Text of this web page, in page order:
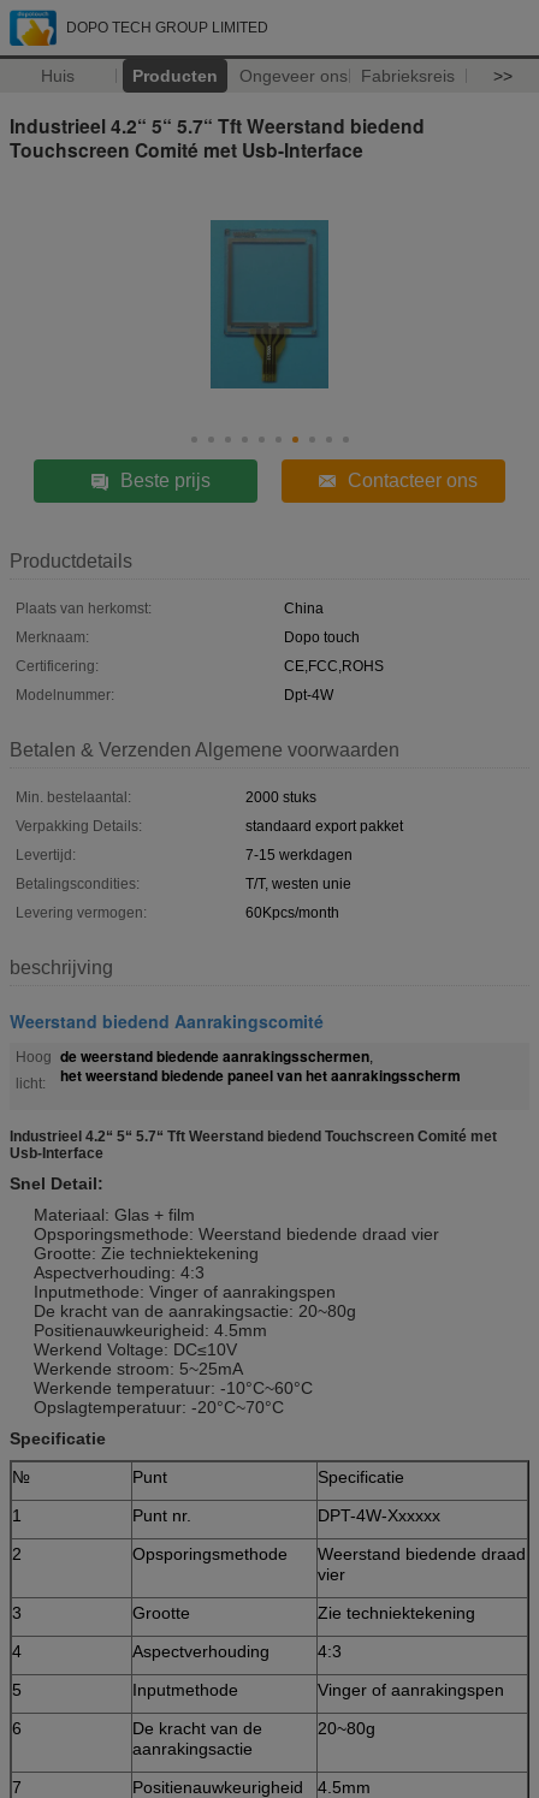
DOPO TECH GROUP LIMITED
Huis Producten Ongeveer ons Fabrieksreis >>
Industrieel 4.2“ 5“ 5.7“ Tft Weerstand biedend
Touchscreen Comité met Usb-Interface
Beste prijs Contacteer ons
Productdetails
Plaats van herkomst:
China
Merknaam:
Dopo touch
Certificering:
CE,FCC,ROHS
Modelnummer:
Dpt-4W
Betalen & Verzenden Algemene voorwaarden
Min. bestelaantal:
2000 stuks
Verpakking Details:
standaard export pakket
Levertijd:
7-15 werkdagen
Betalingscondities:
T/T, westen unie
Levering vermogen:
60Kpcs/month
beschrijving
Weerstand biedend Aanrakingscomité
Hoog
licht:
de weerstand biedende aanrakingsschermen,
het weerstand biedende paneel van het aanrakingsscherm
Industrieel 4.2“ 5“ 5.7“ Tft Weerstand biedend Touchscreen Comité met
Usb-Interface
Snel Detail:
Materiaal: Glas + film
Opsporingsmethode: Weerstand biedende draad vier
Grootte: Zie techniektekening
Aspectverhouding: 4:3
Inputmethode: Vinger of aanrakingspen
De kracht van de aanrakingsactie: 20~80g
Positienauwkeurigheid: 4.5mm
Werkend Voltage: DC≤10V
Werkende stroom: 5~25mA
Werkende temperatuur: -10°C~60°C
Opslagtemperatuur: -20°C~70°C
Specificatie
№
Punt
Specificatie
1
Punt nr.
DPT-4W-Xxxxxx
2
Opsporingsmethode
Weerstand biedende draad
vier
3
Grootte
Zie techniektekening
4
Aspectverhouding
4:3
5
Inputmethode
Vinger of aanrakingspen
6
De kracht van de
aanrakingsactie
20~80g
7 Positienauwkeurigheid
4.5mm